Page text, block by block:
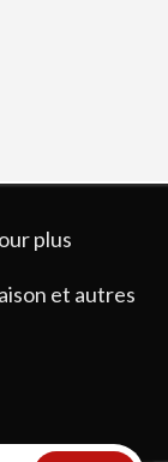
plus
et autres